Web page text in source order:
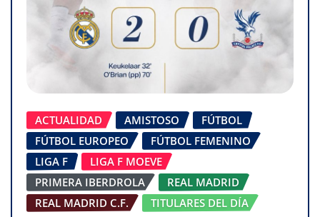
ACTUALIDAD AMISTOSO
FÚTBOL
FÚTBOL EUROPEO
FÚTBOL FEMENINO
LIGA F
LIGA F MOEVE
PRIMERA IBERDROLA
REAL MADRID
REAL MADRID C.F.
TITULARES DEL DÍA